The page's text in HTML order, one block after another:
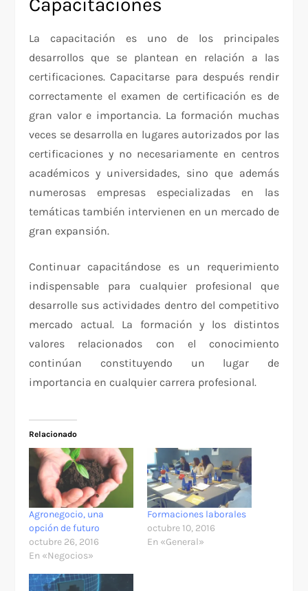
Capacitaciones
La capacitación es uno de los principales
desarrollos que se plantean en relación a las
certificaciones. Capacitarse para después rendir
correctamente el examen de certificación es de
gran valor e importancia. La formación muchas
veces se desarrolla en lugares autorizados por las
certificaciones y no necesariamente en centros
académicos y universidades, sino que además
numerosas empresas especializadas en las
temáticas también intervienen en un mercado de
gran expansión.
Continuar capacitándose es un requerimiento
indispensable para cualquier profesional que
desarrolle sus actividades dentro del competitivo
mercado actual. La formación y los distintos
valores relacionados con el conocimiento
continúan constituyendo un lugar de
importancia en cualquier carrera profesional.
Relacionado
Agronegocio, una
opción de futuro
octubre 26, 2016
En «Negocios»
Formaciones laborales
octubre 10, 2016
En «General»